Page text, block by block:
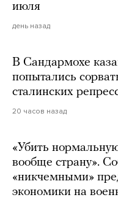
июля
день назад
В Сандармохе
попытались
сталинских
20 часов назад
«Убить
вообще страну».
«никчемными»
экономики на